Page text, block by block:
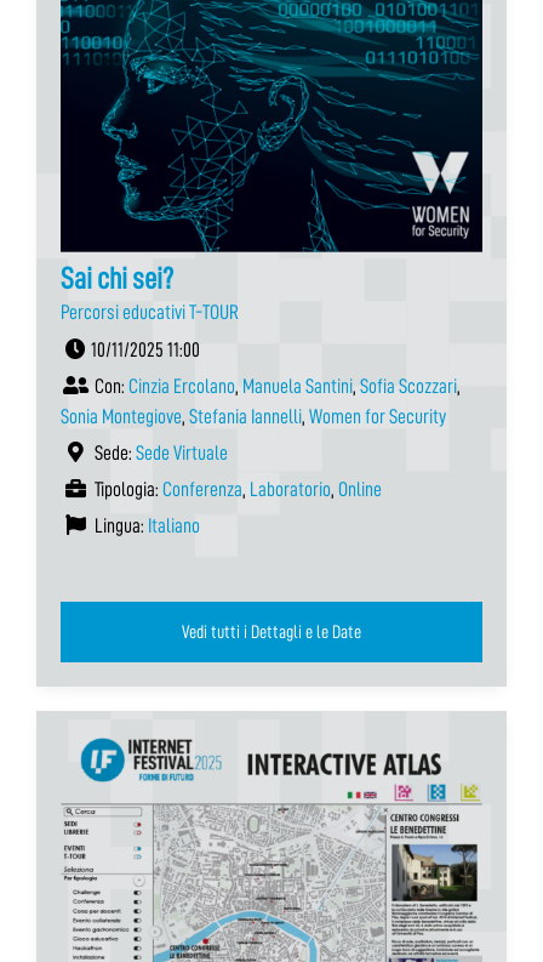
Sai chi sei?
Percorsi educativi T-TOUR
10/11/2025 11:00
Con: Cinzia Ercolano, Manuela Santini, Sofia Scozzari,
Sonia Montegiove, Stefania Iannelli, Women for Security
Sede: Sede Virtuale
Tipologia: Conferenza, Laboratorio, Online
Lingua: Italiano
Vedi tutti i Dettagli e le Date